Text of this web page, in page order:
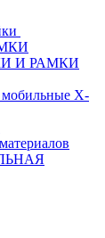
И РАМКИ
X-